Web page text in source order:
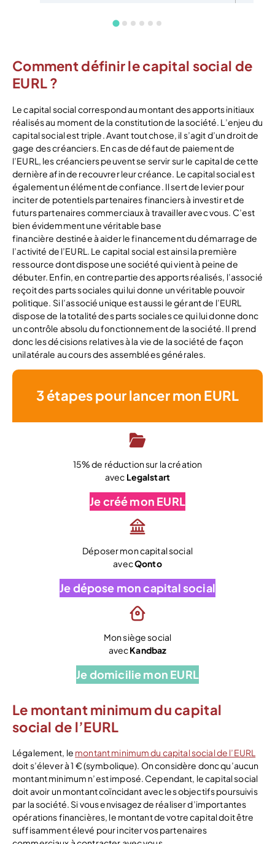
Comment définir le capital social de
EURL ?
Le capital social correspond au montant des apports initiaux
réalisés au moment de la constitution de la société. L’enjeu du
capital social est triple. Avant tout chose, il s’agit d’un droit de
gage des créanciers. En cas de défaut de paiement de
l’EURL, les créanciers peuvent se servir sur le capital de cette
dernière afin de recouvrer leur créance. Le capital social est
également un élément de confiance. Il sert de levier pour
inciter de potentiels partenaires financiers à investir et de
futurs partenaires commerciaux à travailler avec vous. C’est
bien évidemment une véritable base
financière destinée à aider le financement du démarrage de
l’activité de l’EURL. Le capital social est ainsi la première
ressource dont dispose une société qui vient à peine de
débuter. Enfin, en contrepartie des apports réalisés, l’associé
reçoit des parts sociales qui lui donne un véritable pouvoir
politique. Si l’associé unique est aussi le gérant de l’EURL
dispose de la totalité des parts sociales ce qui lui donne donc
un contrôle absolu du fonctionnement de la société. Il prend
donc les décisions relatives à la vie de la société de façon
unilatérale au cours des assemblées générales.
3 étapes pour lancer mon EURL
15% de réduction sur la création
avec Legalstart
Je créé mon EURL
Déposer mon capital social
avecQonto
Je dépose mon capital social
Mon siège social
avecKandbaz
Je domicilie mon EURL
Le montant minimum du capital
social de l’EURL
Légalement, le montant minimum du capital social de l’EURL
doit s’élever à 1 € (symbolique). On considère donc qu’aucun
montant minimum n’est imposé. Cependant, le capital social
doit avoir un montant coïncidant avec les objectifs poursuivis
par la société. Si vous envisagez de réaliser d’importantes
opérations financières, le montant de votre capital doit être
suffisamment élevé pour inciter vos partenaires